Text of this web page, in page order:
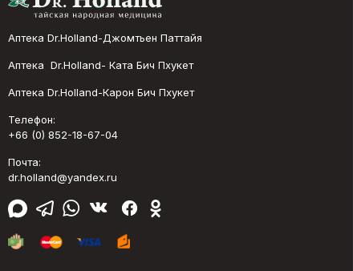
Аптека Dr.Holland-Джомтьен Паттайя
Аптека Dr.Holland- Ката Бич Пхукет
Аптека Dr.Holland-Карон Бич Пхукет
Телефон:
+66 (0) 852-18-67-04
Почта:
dr.holland@yandex.ru